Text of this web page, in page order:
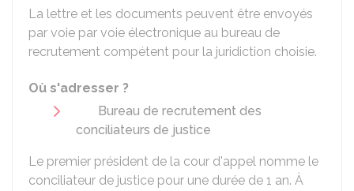
La lettre et les documents peuvent être envoyés
par voie par voie électronique au bureau de
recrutement compétent pour la juridiction choisie.
Où s'adresser ?
Bureau de recrutement des
conciliateurs de justice
Le premier président de la cour d'appel nomme le
conciliateur de justice pour une durée de 1 an. À